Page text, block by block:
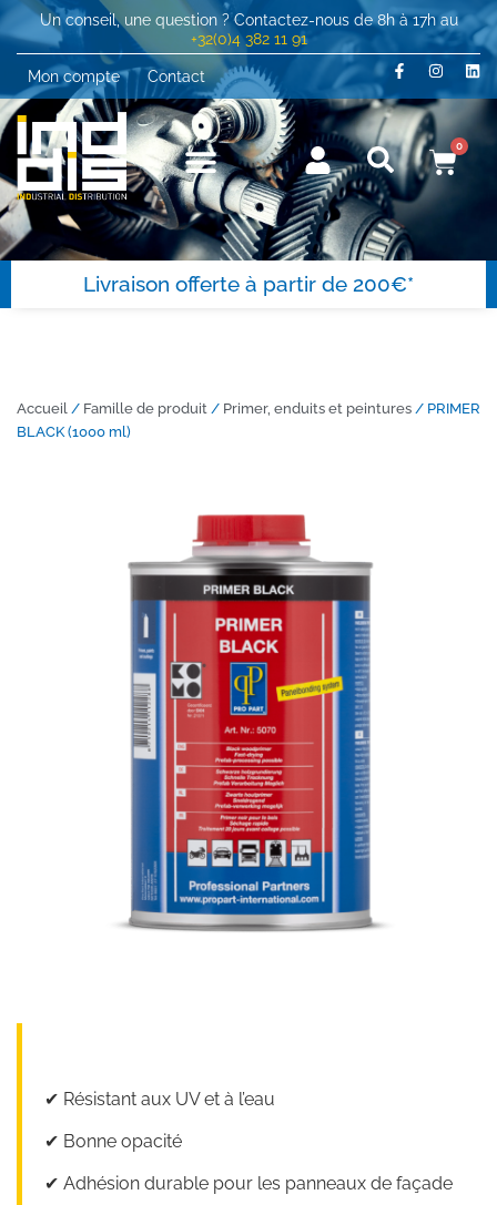
Un conseil, une question ? Contactez-nous de 8h à 17h au
+32(0)4 382 11 91
Mon compte
Contact
0
Livraison offerte à partir de 200€*
Accueil / Famille de produit / Primer, enduits et peintures / PRIMER
BLACK (1000 ml)
✔︎ Résistant aux UV et à l’eau
✔︎ Bonne opacité
✔︎ Adhésion durable pour les panneaux de façade